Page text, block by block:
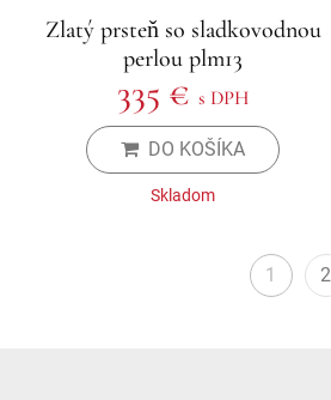
Zlatý prsteň so sladkovodnou
perlou plm13
335 € s DPH
DO KOŠÍKA
Skladom
1 2